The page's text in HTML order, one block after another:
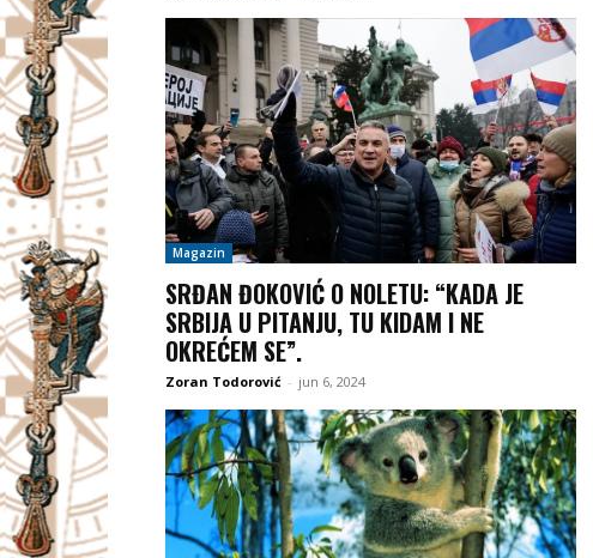
Magazin
SRĐAN ĐOKOVIĆ O NOLETU: “KADA JE
SRBIJA U PITANJU, TU KIDAM I NE
OKREĆEM SE”.
Zoran Todorović - jun 6, 2024